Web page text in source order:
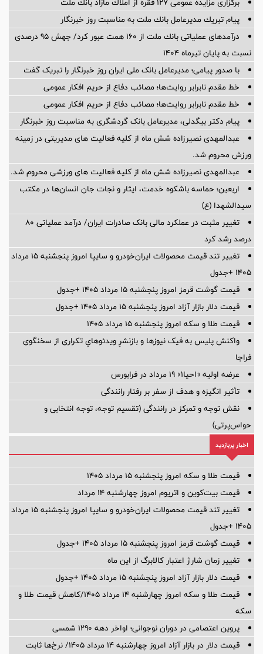
پیام تبریك مدیرعامل بانك ملت به مناسبت روز خبرنگار
درآمدهای عملیاتی بانك ملت از 160 همت عبور كرد/ جهش 95 درصدی
نسبت به پایان تیرماه 1404
با صدور پیامی؛ مدیرعامل بانک ملی ایران روز خبرنگار را تبریک گفت
خط مقدم نابرابر روایت‌ها؛ مصائب دفاع از حریم افکار عمومی
خط مقدم نابرابر روایت‌ها؛ مصائب دفاع از حریم افکار عمومی
پیام دکتر بیگدلی، مدیرعامل بانک گردشگری به مناسبت روز خبرنگار
عبدالمهدی نصیرزاده شش ماه از کلیه فعالیت های مدیریتی در زمینه
ورزش محروم شد.
عبدالمهدی نصیرزاده شش ماه از کلیه فعالیت های ورزشی محروم شد.
اربعین؛ حماسه باشکوه خدمت، ایثار و نجات جان انسان‌ها در مکتب
سیدالشهدا (ع)
تغییر مثبت در عملکرد مالی بانک صادرات ایران/ درآمد عملیاتی 80
درصد رشد کرد
تغییر تند قیمت محصولات ایران‌خودرو و سایپا امروز پنجشنبه ۱۵ مرداد
۱۴۰۵ +جدول
قیمت گوشت قرمز امروز پنجشنبه ۱۵ مرداد ۱۴۰۵ +جدول
قیمت دلار بازار آزاد امروز پنجشنبه ۱۵ مرداد ۱۴۰۵ +جدول
قیمت طلا و سکه امروز پنجشنبه ۱۵ مرداد ۱۴۰۵
واکنش پلیس به فیک نیوزها و بازنشرِ ویدئوهایِ تکراری از سخنگوی
فراجا
عرضه اولیه «احیا۱» ۱۹ مرداد در فرابورس
تأثیر انگیزه و هدف از سفر بر رفتار رانندگی
نقش توجه و تمرکز در رانندگی (تقسیم توجه، توجه انتخابی و
حواس‌پرتی)
اخبار پربازدید
قیمت طلا و سکه امروز پنجشنبه ۱۵ مرداد ۱۴۰۵
قیمت بیت‌کوین و اتریوم امروز چهارشنبه ۱۴ مرداد
تغییر تند قیمت محصولات ایران‌خودرو و سایپا امروز پنجشنبه ۱۵ مرداد
۱۴۰۵ +جدول
قیمت گوشت قرمز امروز پنجشنبه ۱۵ مرداد ۱۴۰۵ +جدول
تغییر زمان شارژ اعتبار کالابرگ از این ماه
قیمت دلار بازار آزاد امروز پنجشنبه ۱۵ مرداد ۱۴۰۵ +جدول
قیمت طلا و سکه امروز چهارشنبه ۱۴ مرداد ۱۴۰۵/کاهش قیمت طلا و
سکه
پروین اعتصامی در دوران نوجوانی؛ اواخر دهه ۱۲۹۰ شمسی
قیمت دلار در بازار آزاد امروز چهارشنبه ۱۴ مرداد ۱۴۰۵/ نرخ‌ها ثابت